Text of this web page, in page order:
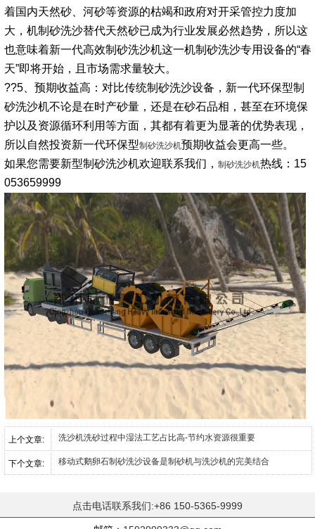
着国内天然砂、河砂等资源的枯竭和政府对开采管控力度加
大，机制砂洗沙替代天然砂已成为行业发展必然趋势，所以这
也意味着新一代高效制砂洗沙机这一机制砂洗沙专用设备的“春
天”即将开始，且市场需求量较大。
??5、预期收益高：对比传统制砂洗沙设备，新一代环保型制
砂洗沙机不论是在时产砂量，还是在砂石品相，甚至在环境保
护以及资源循环利用等方面，其都有着更为显著的优势表现，
所以自然投资新一代环保型制砂洗沙机预期收益会更高一些。
如果您需要新型制砂洗沙机欢迎联系我们， 制砂洗沙机热线：15
053659999
上个文章: 洗沙机洗砂过程中湿法工艺占比高-节约水资源很重要
下个文章: 移动式鹅卵石制砂洗沙设备是制砂机与洗沙机的完美结合
点击电话联系我们:+86 150-5365-9999